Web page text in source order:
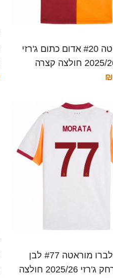
ילדים טטה #20 אדום כתום ג'רזי
ילדים אלברו מוראטה #77 לבן
אדום הרחק ג'רזי 2025/26 חולצה